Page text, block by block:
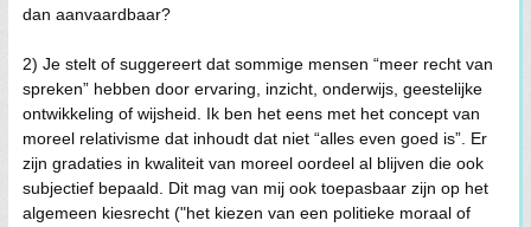
dan aanvaardbaar?
2) Je stelt of suggereert dat sommige mensen “meer recht van
spreken” hebben door ervaring, inzicht, onderwijs, geestelijke
ontwikkeling of wijsheid. Ik ben het eens met het concept van
moreel relativisme dat inhoudt dat niet “alles even goed is”. Er
zijn gradaties in kwaliteit van moreel oordeel al blijven die ook
subjectief bepaald. Dit mag van mij ook toepasbaar zijn op het
algemeen kiesrecht ("het kiezen van een politieke moraal of